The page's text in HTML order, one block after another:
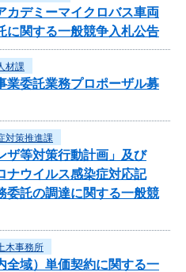
カデミーマイクロバス車両
に関する一般競争入札公告
材課
業委託業務プロポーザル募
対策推進課
ザ等対策行動計画」及び
ナウイルス感染症対応記
委託の調達に関する一般競
木事務所
全域）単価契約に関する一